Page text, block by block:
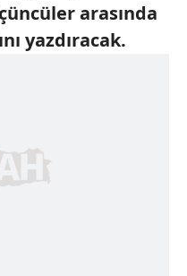
arasında
yazdıracak.